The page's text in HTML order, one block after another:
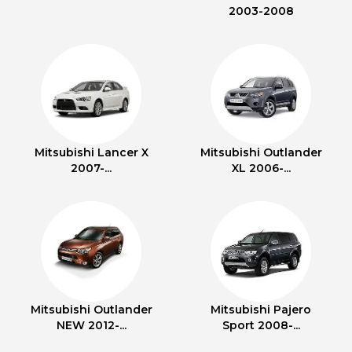
2003-2008
Mitsubishi Lancer X
2007-...
Mitsubishi Outlander
XL 2006-...
Mitsubishi Outlander
NEW 2012-...
Mitsubishi Pajero
Sport 2008-...